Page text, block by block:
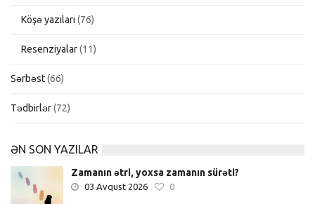
Köşə yazıları (76)
Resenziyalar(11)
Sərbəst(66)
Tədbirlər(72)
ƏN SON YAZILAR
Zamanın ətri, yoxsa zamanın sürəti?
03 Avqust 2026 0